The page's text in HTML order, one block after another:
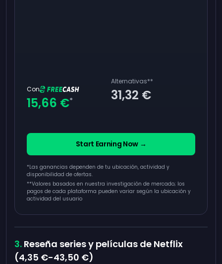
Con
15,66 €*
Alternativas**
31,32 €
Start Earning Now →
*Las ganancias dependen de tu ubicación, actividad y
disponibilidad de ofertas.
**Valores basados en nuestra investigación de mercado; los
pagos de cada plataforma pueden variar según la ubicación y
actividad del usuario
Reseña series y películas de Netflix
(4,35 €-43,50 €)